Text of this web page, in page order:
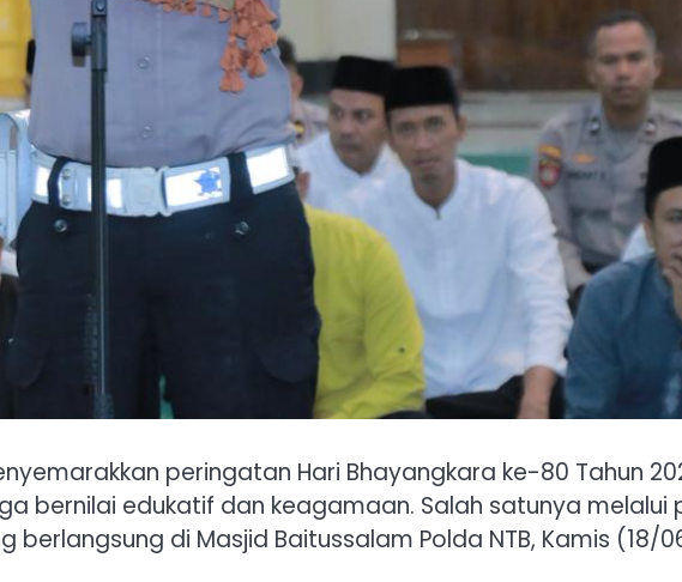
peringatan Hari Bhayangkara ke-80 Tahun
bernilai edukatif dan keagamaan. Salah satunya melalui
di Masjid Baitussalam Polda NTB, Kamis (18/